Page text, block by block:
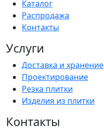
Каталог
Распродажа
Контакты
Услуги
Доставка и хранение
Проектирование
Резка плитки
Изделия из плитки
Контакты